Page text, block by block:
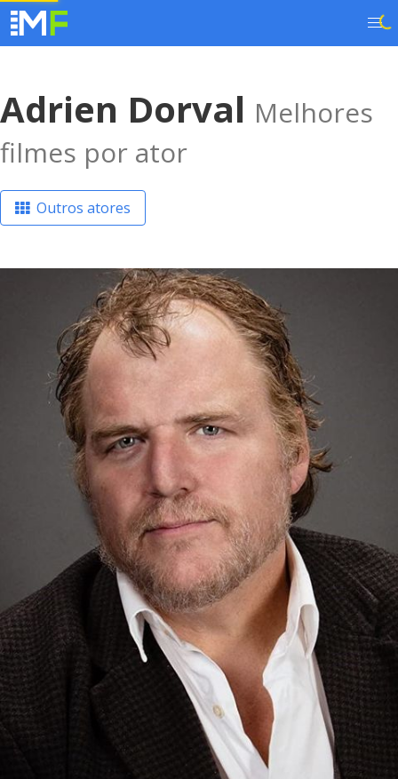
Adrien Dorval Melhores
filmes por ator
Outros atores